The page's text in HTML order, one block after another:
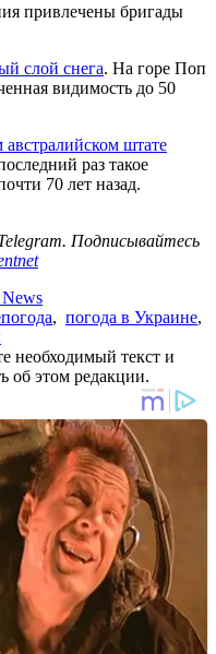
привлечены бригады
слой снега. На горе Поп
видимость до 50
штате
раз такое
70 лет назад.
Подписывайтесь
, погода в Украине,
необходимый текст и
об этом редакции.